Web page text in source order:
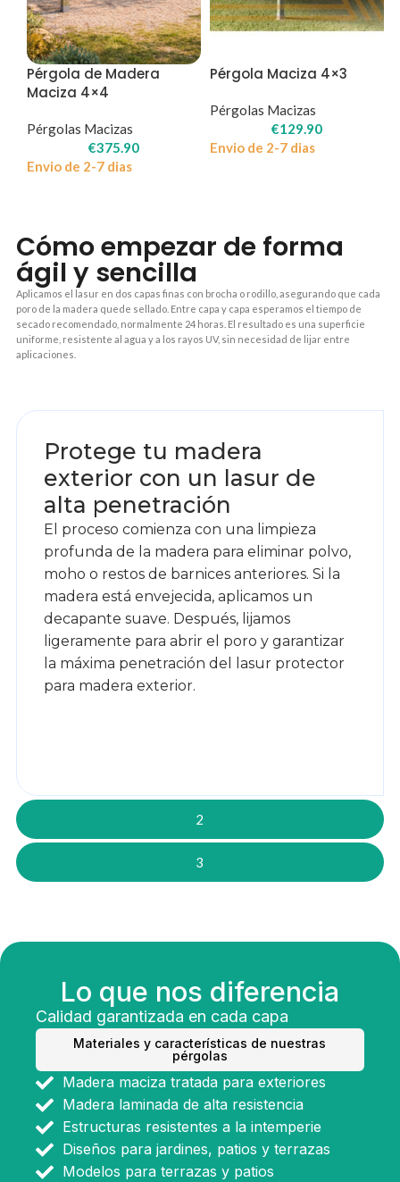
Pérgola de Madera
Maciza 4×4
Pérgolas Macizas
€375.90
Envio de 2-7 dias
Pérgola Maciza 4×3
Pérgolas Macizas
€129.90
Envio de 2-7 dias
Cómo empezar de forma
ágil y sencilla
Aplicamos el lasur en dos capas finas con brocha o rodillo, asegurando que cada
poro de la madera quede sellado. Entre capa y capa esperamos el tiempo de
secado recomendado, normalmente 24 horas. El resultado es una superficie
uniforme, resistente al agua y a los rayos UV, sin necesidad de lijar entre
aplicaciones.
2
3
Protege tu madera
exterior con un lasur de
alta penetración
El proceso comienza con una limpieza
profunda de la madera para eliminar polvo,
moho o restos de barnices anteriores. Si la
madera está envejecida, aplicamos un
decapante suave. Después, lijamos
ligeramente para abrir el poro y garantizar
la máxima penetración del lasur protector
para madera exterior.
Lo que nos diferencia
Calidad garantizada en cada capa
Materiales y características de nuestras
pérgolas
Madera maciza tratada para exteriores
Madera laminada de alta resistencia
Estructuras resistentes a la intemperie
Diseños para jardines, patios y terrazas
Modelos para terrazas y patios